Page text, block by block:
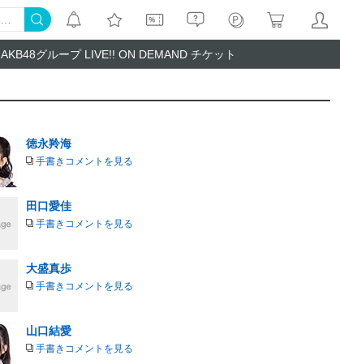
AKB48グループ LIVE!! ON DEMAND チケット
徳永羚海
手書きコメントを見る
田口愛佳
手書きコメントを見る
大盛真歩
手書きコメントを見る
山口結愛
手書きコメントを見る